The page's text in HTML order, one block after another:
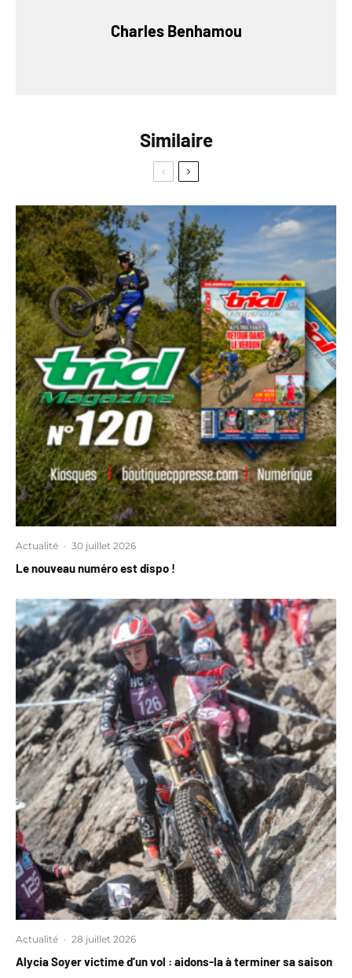
Charles Benhamou
Similaire
Actualité · 30 juillet 2026
Le nouveau numéro est dispo !
Actualité · 28 juillet 2026
Alycia Soyer victime d’un vol : aidons-la à terminer sa saison